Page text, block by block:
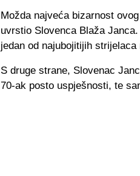
Možda najveća bizarnost
uvrstio Slovenca Blaža
jedan od najubojitijih
S druge strane, Slovenac
70-ak posto uspješnosti, te